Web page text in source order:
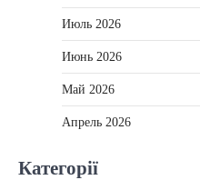
Июль 2026
Июнь 2026
Май 2026
Апрель 2026
Категорії